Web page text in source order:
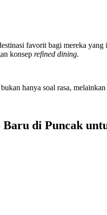
favorit bagi mereka
konsep refined dining.
hanya soal rasa,
di Puncak